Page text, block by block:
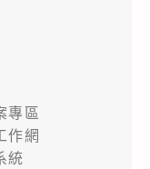
專區
作網
統